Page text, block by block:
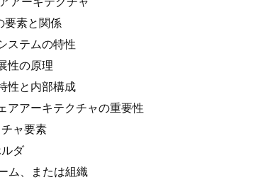
要素と関係
ステムの特性
性の原理
性と内部構成
アアーキテクチャの重要性
ャ要素
ダ
ム、または組織